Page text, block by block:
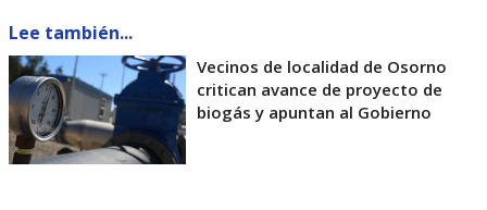
Lee también...
Vecinos de localidad de Osorno
critican avance de proyecto de
biogás y apuntan al Gobierno